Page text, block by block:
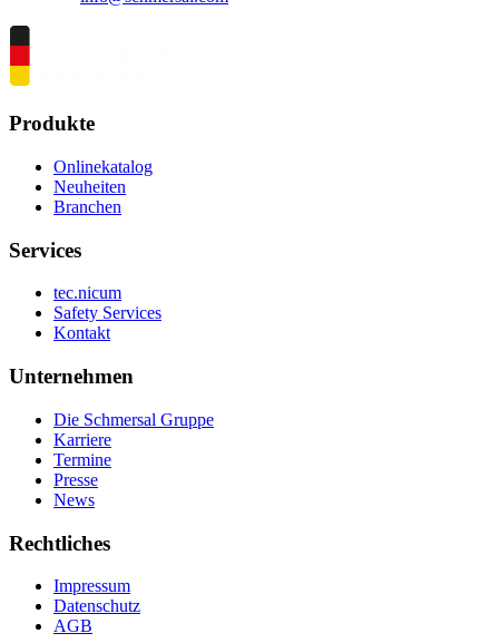
Produkte
Onlinekatalog
Neuheiten
Branchen
Services
tec.nicum
Safety Services
Kontakt
Unternehmen
Die Schmersal Gruppe
Karriere
Termine
Presse
News
Rechtliches
Impressum
Datenschutz
AGB